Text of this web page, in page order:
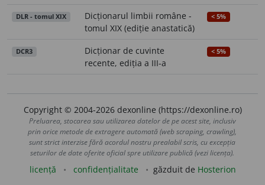
DLR - tomul XIX
Dicționarul limbii române -
tomul XIX (ediție anastatică)
< 5%
DCR3
Dicționar de cuvinte
recente, ediția a III-a
< 5%
Copyright © 2004-2026 dexonline (https://dexonline.ro)
Preluarea, stocarea sau utilizarea datelor de pe acest site, inclusiv
prin orice metode de extragere automată (web scraping, crawling),
sunt strict interzise fără acordul nostru prealabil scris, cu excepția
seturilor de date oferite oficial spre utilizare publică (vezi licența).
licență confidențialitate găzduit de Hosterion